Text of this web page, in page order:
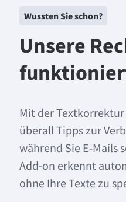
Wussten Sie schon?
Unsere
Mit der
überall Tipps zur
während Sie E-Mails
Add-on erkennt
ohne Ihre Texte zu